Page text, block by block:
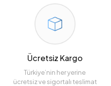
Ücretsiz Kargo
Türkiye’nin her yerine
ücretsiz ve sigortalı teslimat